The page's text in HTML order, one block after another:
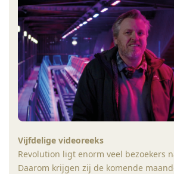
Vijfdelige videoreeks
Revolution ligt enorm veel bezoekers
Daarom krijgen zij de komende